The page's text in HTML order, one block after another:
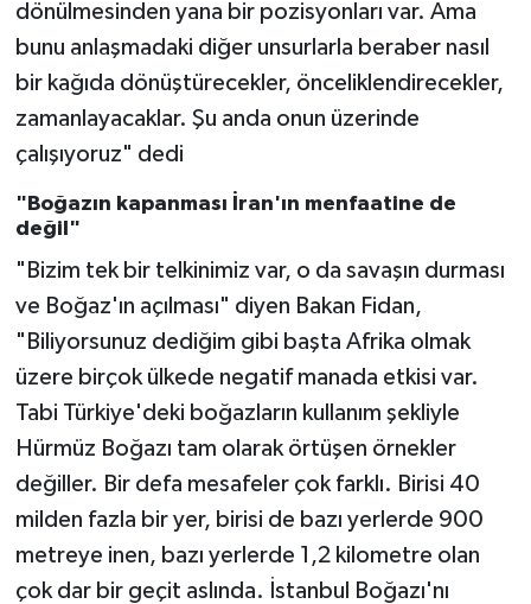
dönülmesinden yana bir pozisyonları var. Ama
bunu anlaşmadaki diğer unsurlarla beraber nasıl
bir kağıda dönüştürecekler, önceliklendirecekler,
zamanlayacaklar. Şu anda onun üzerinde
çalışıyoruz" dedi
"Boğazın kapanması İran'ın menfaatine de
değil"
"Bizim tek bir telkinimiz var, o da savaşın durması
ve Boğaz'ın açılması" diyen Bakan Fidan,
"Biliyorsunuz dediğim gibi başta Afrika olmak
üzere birçok ülkede negatif manada etkisi var.
Tabi Türkiye'deki boğazların kullanım şekliyle
Hürmüz Boğazı tam olarak örtüşen örnekler
değiller. Bir defa mesafeler çok farklı. Birisi 40
milden fazla bir yer, birisi de bazı yerlerde 900
metreye inen, bazı yerlerde 1,2 kilometre olan
çok dar bir geçit aslında. İstanbul Boğazı'nı